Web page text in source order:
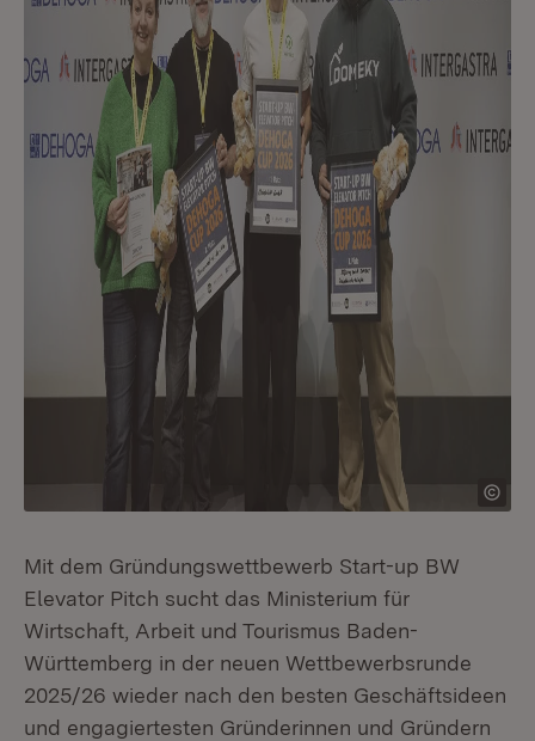
Mit dem Gründungswettbewerb Start-up BW
Elevator Pitch sucht das Ministerium für
Wirtschaft, Arbeit und Tourismus Baden-
Württemberg in der neuen Wettbewerbsrunde
2025/26 wieder nach den besten Geschäftsideen
und engagiertesten Gründerinnen und Gründern